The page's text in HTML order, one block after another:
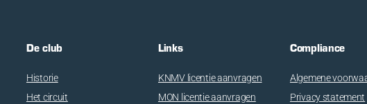
De club
Historie
Het circuit
Links
KNMV licentie aanvragen
MON licentie aanvragen
Compliance
Algemene
Privacy statement